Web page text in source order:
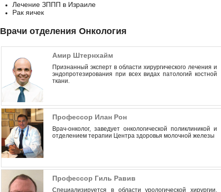
Лечение ЗППП в Израиле
Рак яичек
Врачи отделения Онкология
Амир Штернхайм
Признанный эксперт в области хирургического лечения и
эндопротезирования при всех видах патологий костной
ткани.
Профессор Илан Рон
Врач-онколог, заведует онкологической поликлиникой и
отделением терапии Центра здоровья молочной железы
Профессор Гиль Равив
Специализируется в области урологической хирургии,